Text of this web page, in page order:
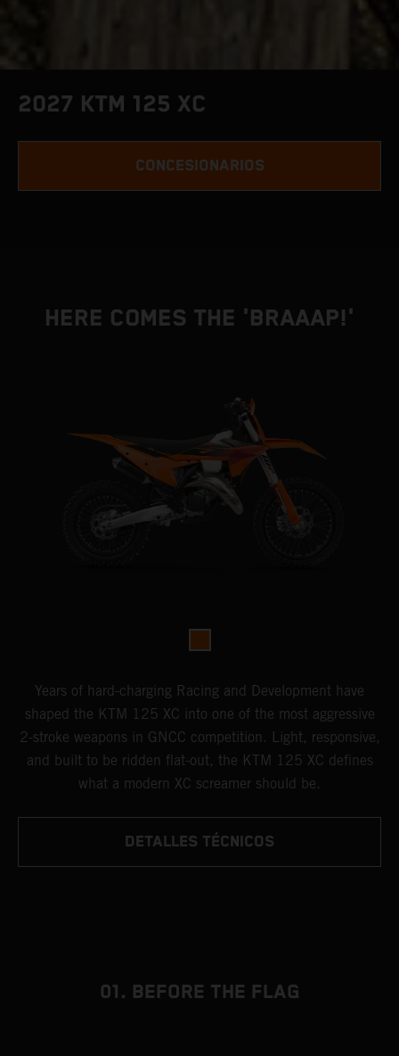
2027 KTM 125 XC
CONCESIONARIOS
HERE COMES THE 'BRAAAP!'
Years of hard-charging Racing and Development have
shaped the KTM 125 XC into one of the most aggressive
2-stroke weapons in GNCC competition. Light, responsive,
and built to be ridden flat-out, the KTM 125 XC defines
what a modern XC screamer should be.
DETALLES TÉCNICOS
01. BEFORE THE FLAG